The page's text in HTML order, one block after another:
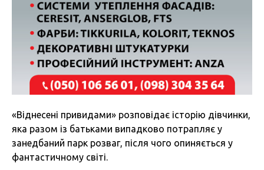
«Віднесені привидами» розповідає історію дівчинки,
яка разом із батьками випадково потрапляє у
занедбаний парк розваг, після чого опиняється у
фантастичному світі.